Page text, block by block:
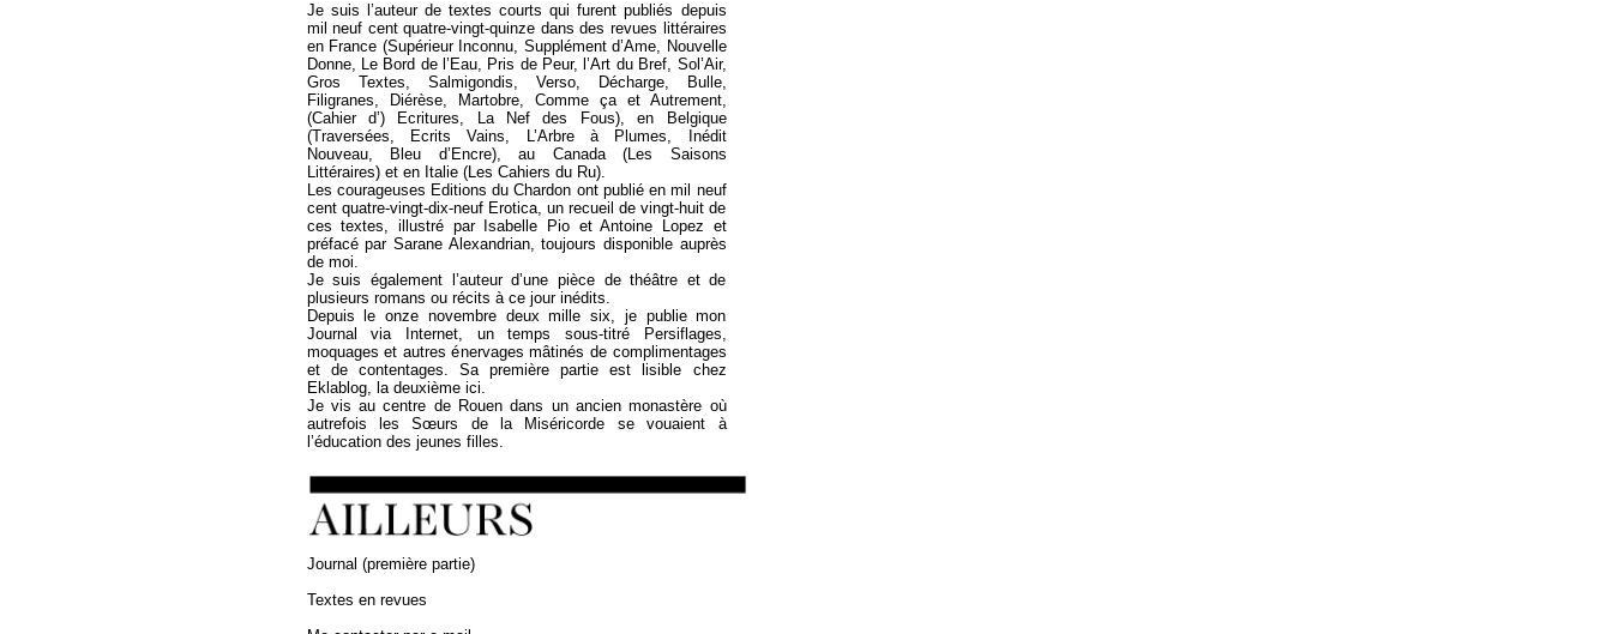
Je suis l’auteur de textes courts qui furent publiés depuis
mil neuf cent quatre-vingt-quinze dans des revues littéraires
en France (Supérieur Inconnu, Supplément d’Ame, Nouvelle
Donne, Le Bord de l’Eau, Pris de Peur, l’Art du Bref, Sol’Air,
Gros Textes, Salmigondis, Verso, Décharge, Bulle,
Filigranes, Diérèse, Martobre, Comme ça et Autrement,
(Cahier d’) Ecritures, La Nef des Fous), en Belgique
(Traversées, Ecrits Vains, L’Arbre à Plumes, Inédit
Nouveau, Bleu d’Encre), au Canada (Les Saisons
Littéraires) et en Italie (Les Cahiers du Ru).
Les courageuses Editions du Chardon ont publié en mil neuf
cent quatre-vingt-dix-neuf Erotica, un recueil de vingt-huit de
ces textes, illustré par Isabelle Pio et Antoine Lopez et
préfacé par Sarane Alexandrian, toujours disponible auprès
de moi.
Je suis également l’auteur d’une pièce de théâtre et de
plusieurs romans ou récits à ce jour inédits.
Depuis le onze novembre deux mille six, je publie mon
Journal via Internet, un temps sous-titré Persiflages,
moquages et autres énervages mâtinés de complimentages
et de contentages. Sa première partie est lisible chez
Eklablog, la deuxième ici.
Je vis au centre de Rouen dans un ancien monastère où
autrefois les Sœurs de la Miséricorde se vouaient à
l’éducation des jeunes filles.
Journal (première partie)
Textes en revues